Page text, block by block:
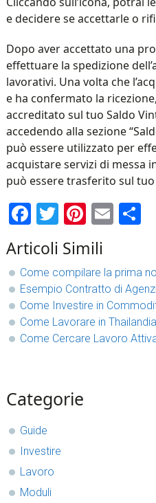
e decidere se accettarle o
Dopo aver accettato una
effettuare la spedizione
lavorativi. Una volta che
e ha confermato la
accreditato sul tuo Saldo
accedendo alla sezione
può essere utilizzato per
acquistare servizi di messa
può essere trasferito sul
Facebook
TwitterEmail
Articoli Simili
Come compilare la prima
Esempio Contratto di
Come Investire in
Come Lavorare in Thailandia
Come Cercare Lavoro
sidebar
Blog
Categorie
Guide
Investire
Lavoro
Moduli